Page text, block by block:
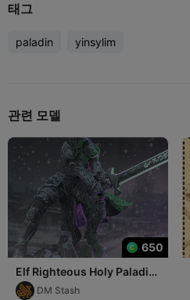
태그
paladin yinsylim
관련 모델
650
Elf Righteous Holy Paladin
- Syrinlena
DM Stash